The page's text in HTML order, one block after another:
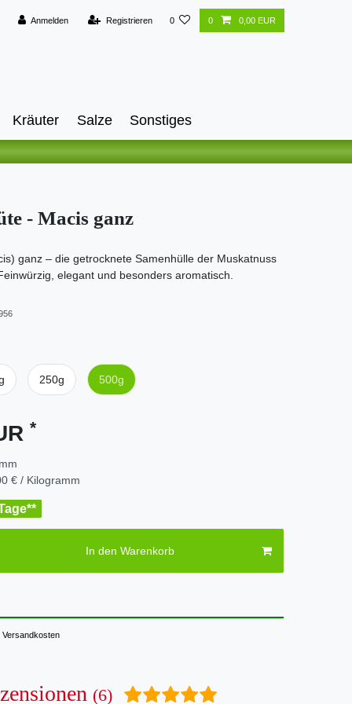
Anmelden Registrieren 0 0 0,00 EUR
Kräuter Salze Sonstiges
- Macis ganz
ganz – die getrocknete Samenhülle der Muskatnuss
elegant und besonders aromatisch.
250g 500g
*
€ / Kilogramm
In den Warenkorb
Versandkosten
(6)